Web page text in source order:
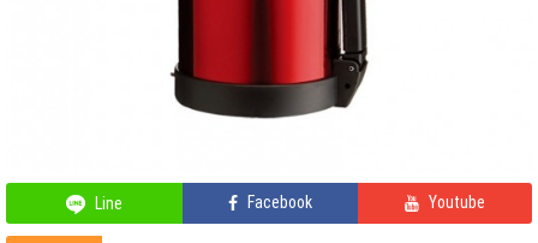
Line Facebook Youtube